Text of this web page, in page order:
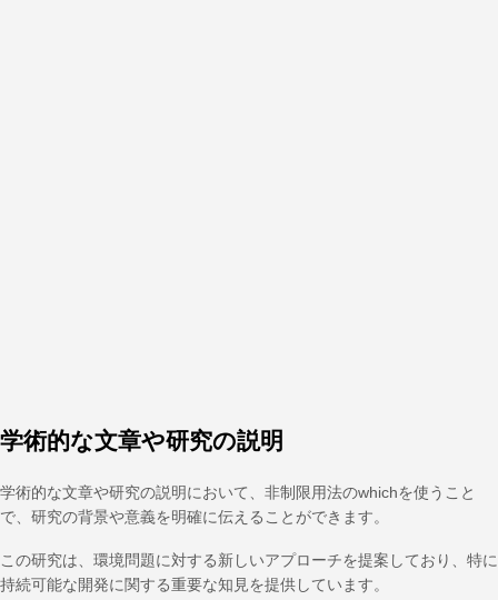
学術的な文章や研究の説明
学術的な文章や研究の説明において、非制限用法のwhichを使うこと
で、研究の背景や意義を明確に伝えることができます。
この研究は、環境問題に対する新しいアプローチを提案しており、特に
持続可能な開発に関する重要な知見を提供しています。